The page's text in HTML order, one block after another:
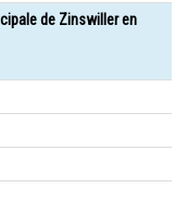
de Zinswiller en